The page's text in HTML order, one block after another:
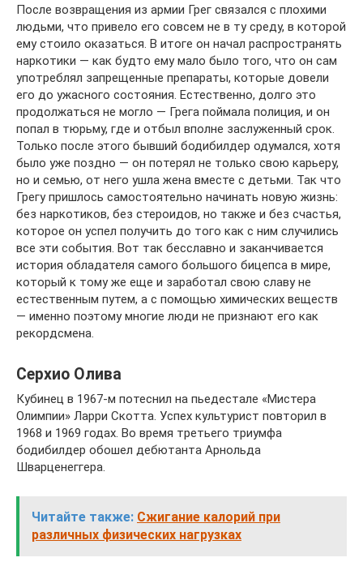
После возвращения из армии Грег связался с плохими
людьми, что привело его совсем не в ту среду, в которой
ему стоило оказаться. В итоге он начал распространять
наркотики — как будто ему мало было того, что он сам
употреблял запрещенные препараты, которые довели
его до ужасного состояния. Естественно, долго это
продолжаться не могло — Грега поймала полиция, и он
попал в тюрьму, где и отбыл вполне заслуженный срок.
Только после этого бывший бодибилдер одумался, хотя
было уже поздно — он потерял не только свою карьеру,
но и семью, от него ушла жена вместе с детьми. Так что
Грегу пришлось самостоятельно начинать новую жизнь:
без наркотиков, без стероидов, но также и без счастья,
которое он успел получить до того как с ним случились
все эти события. Вот так бесславно и заканчивается
история обладателя самого большого бицепса в мире,
который к тому же еще и заработал свою славу не
естественным путем, а с помощью химических веществ
— именно поэтому многие люди не признают его как
рекордсмена.
Серхио Олива
Кубинец в 1967-м потеснил на пьедестале «Мистера
Олимпии» Ларри Скотта. Успех культурист повторил в
1968 и 1969 годах. Во время третьего триумфа
бодибилдер обошел дебютанта Арнольда
Шварценеггера.
Читайте также: Сжигание калорий при
различных физических нагрузках